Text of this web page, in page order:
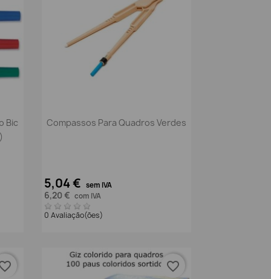
Bic
Vista rápida
Compassos Para Quadros Verdes
5,04 € sem IVA
6,20 € com IVA
0 Avaliação(ões)
favorite_border